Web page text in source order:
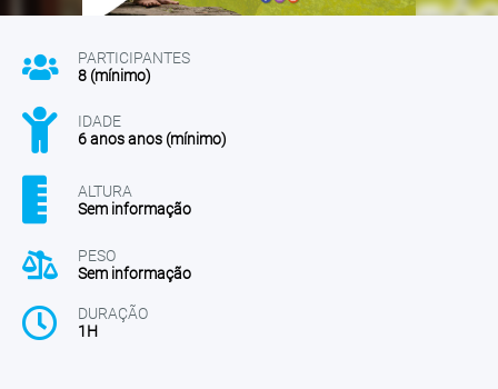
PARTICIPANTES
8 (mínimo)
IDADE
6 anos anos (mínimo)
ALTURA
Sem informação
PESO
Sem informação
DURAÇÃO
1H